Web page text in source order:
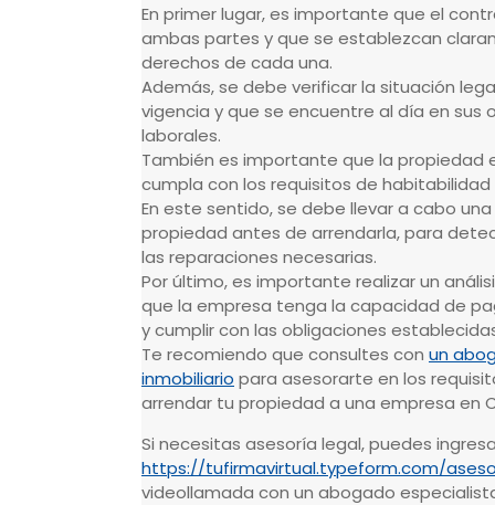
En primer lugar, es importante que el
ambas partes y que se establezcan
derechos de cada una.
Además, se debe verificar la situación
vigencia y que se encuentre al día en sus
laborales.
También es importante que la propiedad
cumpla con los requisitos de
En este sentido, se debe llevar a cabo
propiedad antes de arrendarla, para
las reparaciones necesarias.
Por último, es importante realizar un
que la empresa tenga la capacidad de
y cumplir con las obligaciones
Te recomiendo que consultes con un
inmobiliario para asesorarte en los
arrendar tu propiedad a una empresa en
Si necesitas asesoría legal, puedes
https://tufirmavirtual.typeform.com/
videollamada con un abogado